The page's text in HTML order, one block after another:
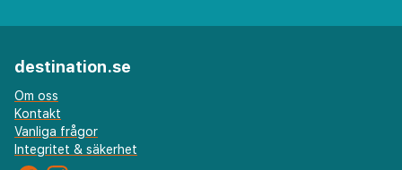
destination.se
Om oss
Kontakt
Vanliga frågor
Integritet & säkerhet